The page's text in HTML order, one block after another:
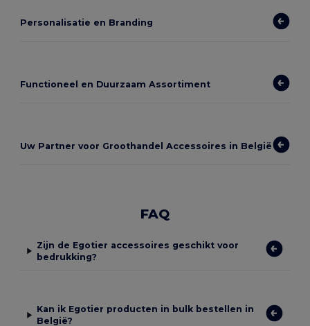
Personalisatie en Branding
Functioneel en Duurzaam Assortiment
Uw Partner voor Groothandel Accessoires in België
FAQ
Zijn de Egotier accessoires geschikt voor
bedrukking?
Kan ik Egotier producten in bulk bestellen in
België?